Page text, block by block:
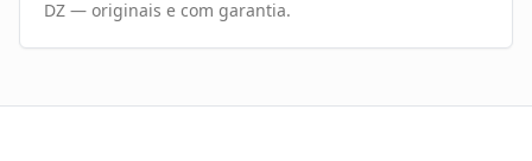
DZ — originais e com garantia.